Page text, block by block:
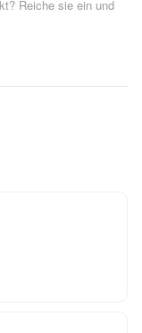
Reiche sie ein und